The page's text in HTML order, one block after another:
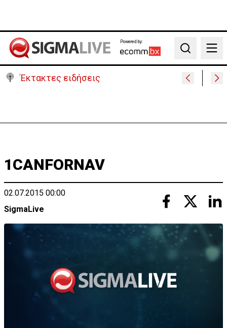
Powered by:
Search
Έκτακτες ειδήσεις
1CANFORNAV
02.07.2015 00:00
SigmaLive